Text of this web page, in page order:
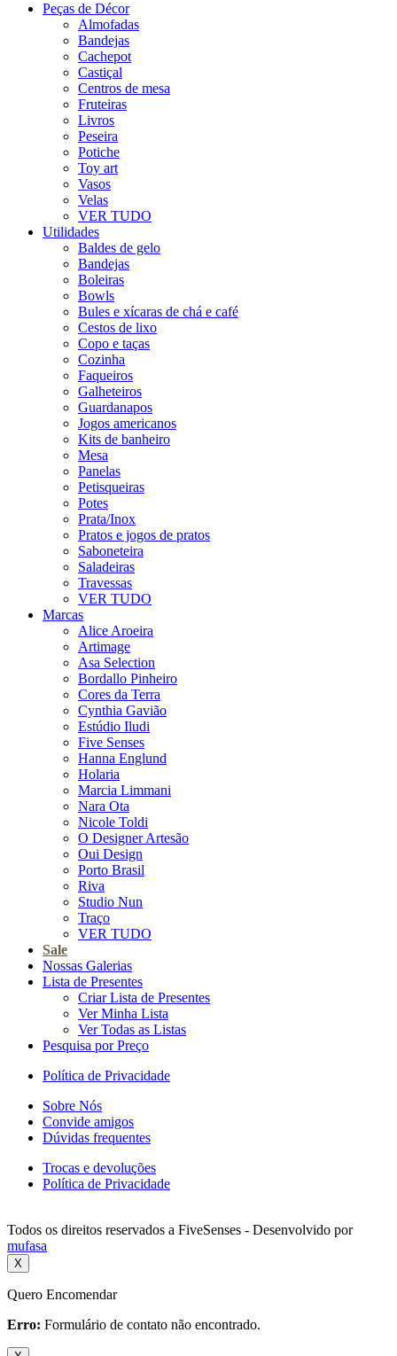
Peças de Décor
Almofadas
Bandejas
Cachepot
Castiçal
Centros de mesa
Fruteiras
Livros
Peseira
Potiche
Toy art
Vasos
Velas
VER TUDO
Utilidades
Baldes de gelo
Bandejas
Boleiras
Bowls
Bules e xícaras de chá e café
Cestos de lixo
Copo e taças
Cozinha
Faqueiros
Galheteiros
Guardanapos
Jogos americanos
Kits de banheiro
Mesa
Panelas
Petisqueiras
Potes
Prata/Inox
Pratos e jogos de pratos
Saboneteira
Saladeiras
Travessas
VER TUDO
Marcas
Alice Aroeira
Artimage
Asa Selection
Bordallo Pinheiro
Cores da Terra
Cynthia Gavião
Estúdio Iludi
Five Senses
Hanna Englund
Holaria
Marcia Limmani
Nara Ota
Nicole Toldi
O Designer Artesão
Oui Design
Porto Brasil
Riva
Studio Nun
Traço
VER TUDO
Sale
Nossas Galerias
Lista de Presentes
Criar Lista de Presentes
Ver Minha Lista
Ver Todas as Listas
Pesquisa por Preço
Política de Privacidade
Sobre Nós
Convide amigos
Dúvidas frequentes
Trocas e devoluções
Política de Privacidade
Todos os direitos reservados a FiveSenses - Desenvolvido por
mufasa
X
Quero Encomendar
Erro: Formulário de contato não encontrado.